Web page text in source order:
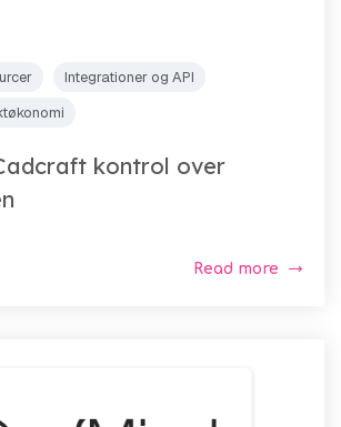
Integrationer og API
kontrol over
Read more